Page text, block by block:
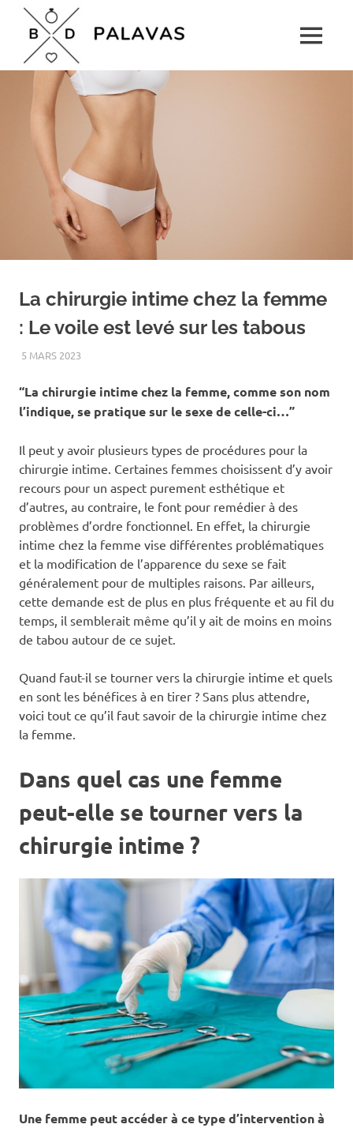
content
Boulevard
Le
rendez-
vous
détente
famille
MENU
La chirurgie intime chez la femme
: Le voile est levé sur les tabous
5 MARS 2023BIEN-ÊTRE
“La chirurgie intime chez la femme, comme son nom
l’indique, se pratique sur le sexe de celle-ci…”
Il peut y avoir plusieurs types de procédures pour la
chirurgie intime. Certaines femmes choisissent d’y avoir
recours pour un aspect purement esthétique et
d’autres, au contraire, le font pour remédier à des
problèmes d’ordre fonctionnel. En effet, la chirurgie
intime chez la femme vise différentes problématiques
et la modification de l’apparence du sexe se fait
généralement pour de multiples raisons. Par ailleurs,
cette demande est de plus en plus fréquente et au fil du
temps, il semblerait même qu’il y ait de moins en moins
de tabou autour de ce sujet.
Quand faut-il se tourner vers la chirurgie intime et quels
en sont les bénéfices à en tirer ? Sans plus attendre,
voici tout ce qu’il faut savoir de la chirurgie intime chez
la femme.
Dans quel cas une femme
peut-elle se tourner vers la
chirurgie intime ?
Une femme peut accéder à ce type d’intervention à